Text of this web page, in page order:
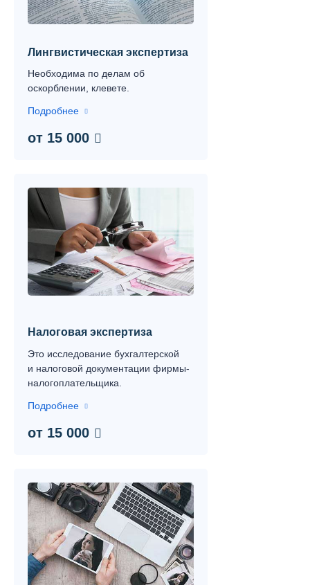
Лингвистическая экспертиза
Необходима по делам об
оскорблении, клевете.
Подробнее
от 15 000
Налоговая экспертиза
Это исследование бухгалтерской
и налоговой документации фирмы-
налогоплательщика.
Подробнее
от 15 000